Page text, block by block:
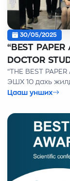
30/05/2025
“ВEST PAPER
DOCTOR
БАТЛАМЖ
“THE BEST
ЭШХ 10 дахь
сарын 30-ны
Цааш унших